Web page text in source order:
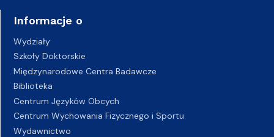
Informacje o
Wydziały
Szkoły Doktorskie
Międzynarodowe Centra Badawcze
Biblioteka
Centrum Języków Obcych
Centrum Wychowania Fizycznego i Sportu
Wydawnictwo